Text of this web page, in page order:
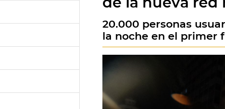
20.000 personas
la noche en el primer